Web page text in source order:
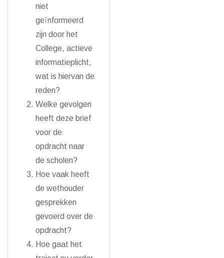
niet
geïnformeerd
zijn door het
College, actieve
informatieplicht,
wat is hiervan de
reden?
Welke gevolgen
heeft deze brief
voor de
opdracht naar
de scholen?
Hoe vaak heeft
de wethouder
gesprekken
gevoerd over de
opdracht?
Hoe gaat het